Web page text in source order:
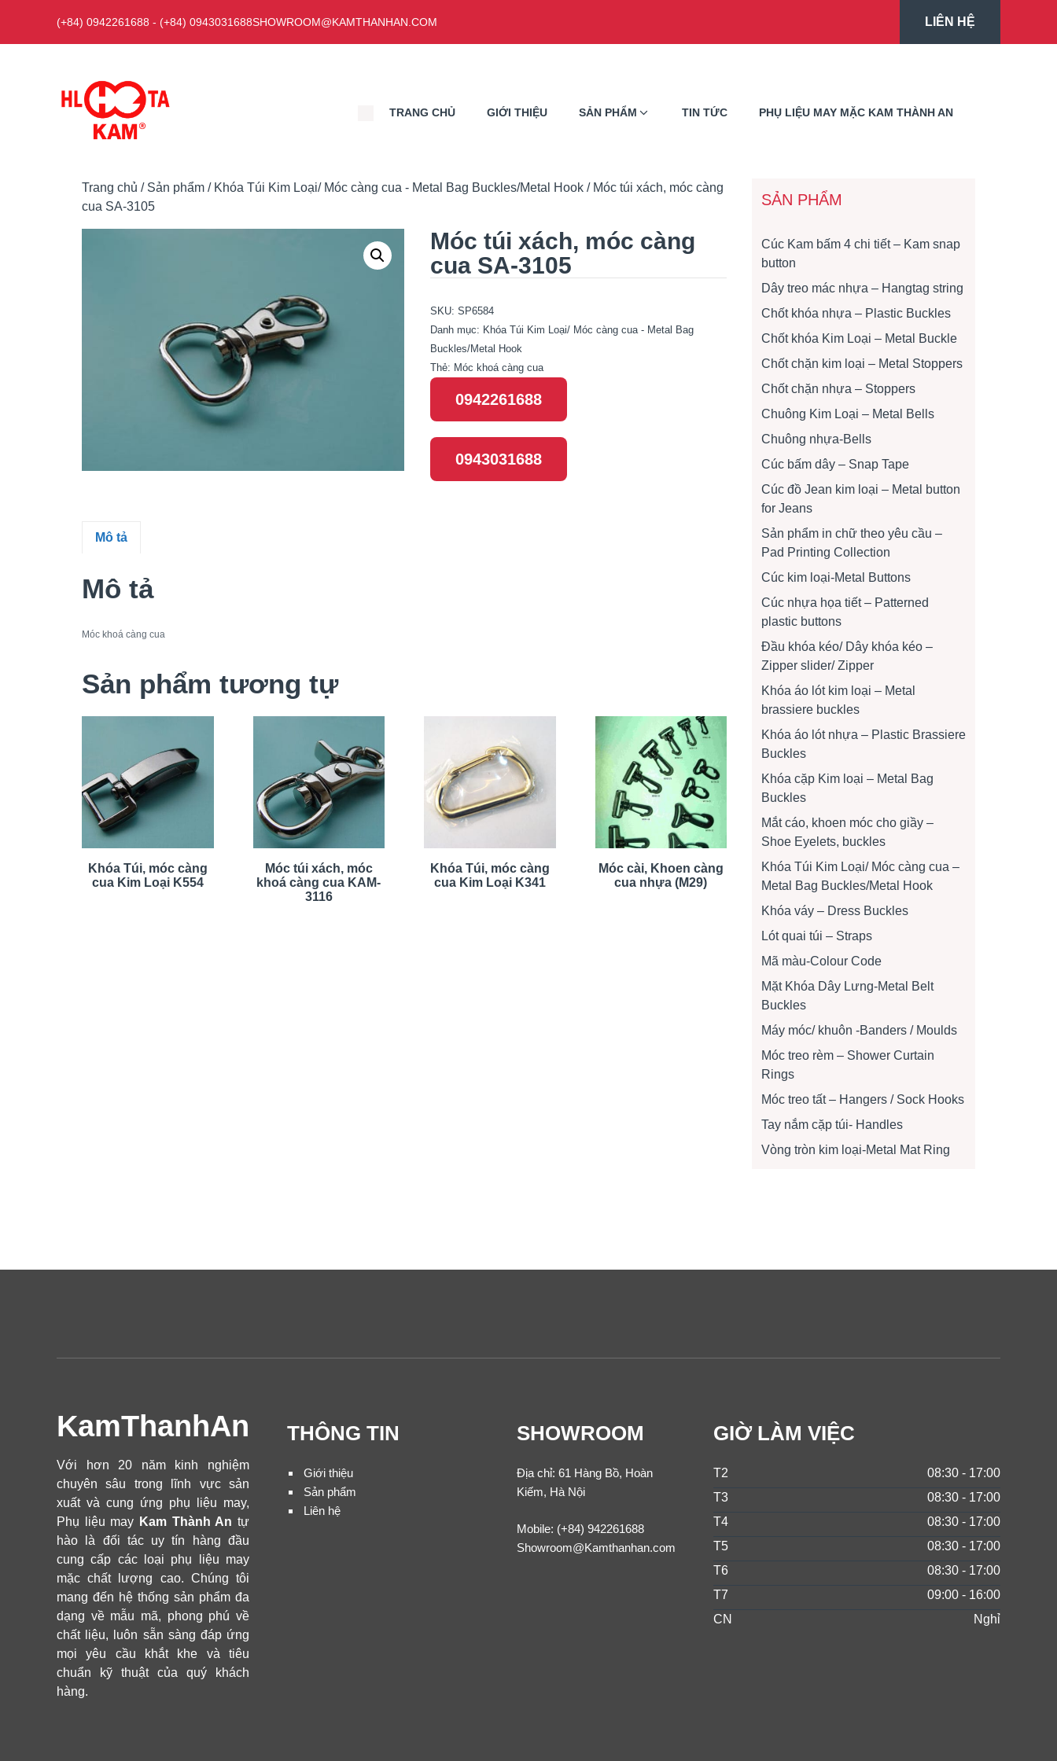
nội
(+84) 0942261688 - (+84) 0943031688SHOWROOM@KAMTHANHAN.COM LIÊN HỆ
TRANG CHỦ GIỚI THIỆU SẢN PHẨM TIN TỨC PHỤ LIỆU MAY MẶC KAM THÀNH AN
Trang chủ / Sản phẩm / Khóa Túi Kim Loại/ Móc càng cua - Metal Bag Buckles/Metal Hook / Móc túi xách, móc càng
cua SA-3105
Móc túi xách, móc càng
cua SA-3105
SKU: SP6584
Danh mục: Khóa Túi Kim Loại/ Móc càng cua - Metal Bag
Buckles/Metal Hook
Thẻ: Móc khoá càng cua
0942261688
0943031688
Mô tả
Mô tả
Móc khoá càng cua
Sản phẩm tương tự
Khóa Túi, móc càng
cua Kim Loại K554
Móc túi xách, móc
khoá càng cua KAM-
3116
Khóa Túi, móc càng
cua Kim Loại K341
Móc cài, Khoen càng
cua nhựa (M29)
SẢN PHẨM
Cúc Kam bấm 4 chi tiết – Kam snap
button
Dây treo mác nhựa – Hangtag string
Chốt khóa nhựa – Plastic Buckles
Chốt khóa Kim Loại – Metal Buckle
Chốt chặn kim loại – Metal Stoppers
Chốt chặn nhựa – Stoppers
Chuông Kim Loại – Metal Bells
Chuông nhựa-Bells
Cúc bấm dây – Snap Tape
Cúc đồ Jean kim loại – Metal button
for Jeans
Sản phẩm in chữ theo yêu cầu –
Pad Printing Collection
Cúc kim loại-Metal Buttons
Cúc nhựa họa tiết – Patterned
plastic buttons
Đầu khóa kéo/ Dây khóa kéo –
Zipper slider/ Zipper
Khóa áo lót kim loại – Metal
brassiere buckles
Khóa áo lót nhựa – Plastic Brassiere
Buckles
Khóa cặp Kim loại – Metal Bag
Buckles
Mắt cáo, khoen móc cho giầy –
Shoe Eyelets, buckles
Khóa Túi Kim Loại/ Móc càng cua –
Metal Bag Buckles/Metal Hook
Khóa váy – Dress Buckles
Lót quai túi – Straps
Mã màu-Colour Code
Mặt Khóa Dây Lưng-Metal Belt
Buckles
Máy móc/ khuôn -Banders / Moulds
Móc treo rèm – Shower Curtain
Rings
Móc treo tất – Hangers / Sock Hooks
Tay nắm cặp túi- Handles
Vòng tròn kim loại-Metal Mat Ring
KamThanhAn
Với hơn 20 năm kinh nghiệm
chuyên sâu trong lĩnh vực sản
xuất và cung ứng phụ liệu may,
Phụ liệu may Kam Thành An tự
hào là đối tác uy tín hàng đầu
cung cấp các loại phụ liệu may
mặc chất lượng cao. Chúng tôi
mang đến hệ thống sản phẩm đa
dạng về mẫu mã, phong phú về
chất liệu, luôn sẵn sàng đáp ứng
mọi yêu cầu khắt khe và tiêu
chuẩn kỹ thuật của quý khách
hàng.
THÔNG TIN
Giới thiệu
Sản phẩm
Liên hệ
SHOWROOM
Địa chỉ: 61 Hàng Bồ, Hoàn
Kiếm, Hà Nội
Mobile: (+84) 942261688
Showroom@Kamthanhan.com
GIỜ LÀM VIỆC
T2
08:30 - 17:00
T3
08:30 - 17:00
T4
08:30 - 17:00
T5
08:30 - 17:00
T6
08:30 - 17:00
T7
09:00 - 16:00
CN
Nghỉ